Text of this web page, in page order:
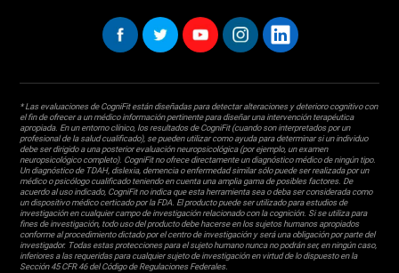
* Las evaluaciones de CogniFit están diseñadas para detectar alteraciones y deterioro cognitivo con
el fin de ofrecer a un médico información pertinente para diseñar una intervención terapéutica
apropiada. En un entorno clínico, los resultados de CogniFit (cuando son interpretados por un
profesional de la salud cualificado), se pueden utilizar como ayuda para determinar si un individuo
debe ser dirigido a una posterior evaluación neuropsicológica (por ejemplo, un examen
neuropsicológico completo). CogniFit no ofrece directamente un diagnóstico médico de ningún tipo.
Un diagnóstico de TDAH, dislexia, demencia o enfermedad similar sólo puede ser realizada por un
médico o psicólogo cualificado teniendo en cuenta una amplia gama de posibles factores. De
acuerdo al uso indicado, CogniFit no indica que esta herramienta sea o deba ser considerada como
un dispositivo médico certicado por la FDA. El producto puede ser utilizado para estudios de
investigación en cualquier campo de investigación relacionado con la cognición. Si se utiliza para
fines de investigación, todo uso del producto debe hacerse en los sujetos humanos apropiados
conforme al procedimiento dictado por el centro de investigación y será una obligación por parte del
investigador. Todas estas protecciones para el sujeto humano nunca no podrán ser, en ningún caso,
inferiores a las requeridas para cualquier sujeto de investigación en virtud de lo dispuesto en la
Sección 45 CFR 46 del Código de Regulaciones Federales.